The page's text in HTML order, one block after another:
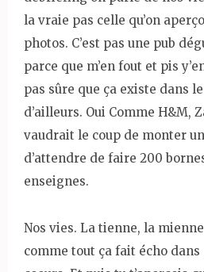
la vraie pas celle qu’on
photos. C’est pas une pub
parce que m’en fout et pis
pas sûre que ça existe dans
d’ailleurs. Oui Comme H&M,
vaudrait le coup de monter
d’attendre de faire 200
enseignes.
Nos vies. La tienne, la
comme tout ça fait écho dans